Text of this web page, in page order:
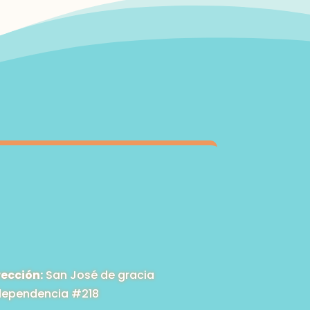
San José de gracia
#218